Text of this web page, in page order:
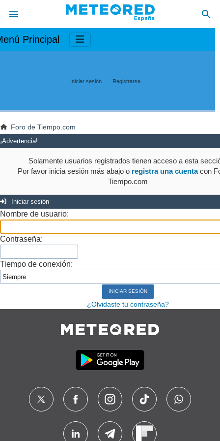
Principal
Iniciar sesión Registrarse
Foro de Tiempo.com
¡Advertencia!
Solamente usuarios registrados tienen acceso a esta
Por favor inicia sesión más abajo o registra una cuentacon
Tiempo.com
Iniciar sesión
Nombre de usuario:
Contraseña:
Tiempo de conexión:
¿Olvidaste tu contraseña?